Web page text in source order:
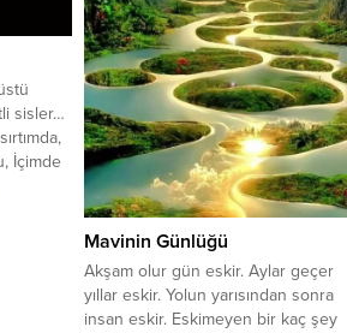
sisler…
İçimde
Mavinin Günlüğü
Akşam olur gün eskir. Aylar geçer
yıllar eskir. Yolun yarısından sonra
insan eskir. Eskimeyen bir kaç şey